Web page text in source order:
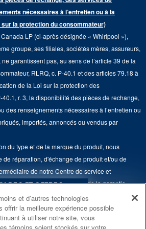
nécessaires à l’entretien ou à la
la protection du consommateur)
LP (ci-après désignée « Whirlpool »),
groupe, ses filiales, sociétés mères, assureurs,
garantissent pas, au sens de l’article 39 de la
RLRQ, c. P-40.1 et des articles 79.18 à
de la Loi sur la protection des
r. 3, la disponibilité des pièces de rechange,
des renseignements nécessaires à l’entretien ou
importés, annoncés ou vendus par
du type et de la marque du produit, nous
de réparation, d'échange de produit et/ou de
de notre Centre de service et
sous réserve des conditions de la garantie
d'informations, veuillez consulter les sites Web
la rubrique « Service et assistance » ou
InSinkErator, appelez le 1-800-561-1700.
ET OFFRES
Finit le 8/26/26
ACTUELLEMENT
DISPONIBLE
et d’autres technologies
offrir la meilleure expérience possible
à utiliser notre site, vous